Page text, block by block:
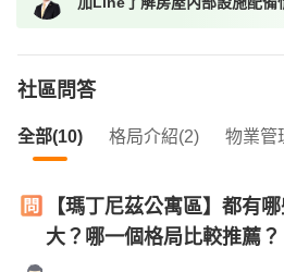
社區問答
全部(10) 格局介紹(2) 物業管
【瑪丁尼茲公寓區】都有
大？哪一個格局比較推薦？